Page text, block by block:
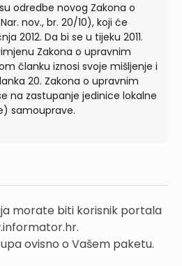
odredbe novog Zakona o
nov., br. 20/10), koji će
2012. Da bi se u tijeku 2011.
Zakona o upravnim
članku iznosi svoje mišljenje i
20. Zakona o upravnim
na zastupanje jedinice lokalne
samouprave.
morate biti korisnik portala
ovisno o Vašem paketu.